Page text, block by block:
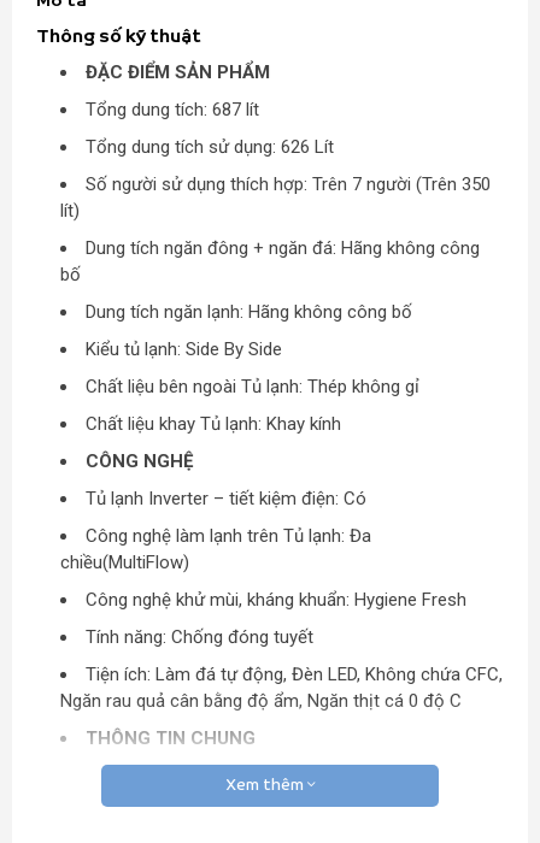
Thông số kỹ thuật
ĐẶC ĐIỂM SẢN PHẨM
Tổng dung tích: 687 lít
Tổng dung tích sử dụng: 626 Lít
Số người sử dụng thích hợp: Trên 7 người (Trên 350
lít)
Dung tích ngăn đông + ngăn đá: Hãng không công
bố
Dung tích ngăn lạnh: Hãng không công bố
Kiểu tủ lạnh: Side By Side
Chất liệu bên ngoài Tủ lạnh: Thép không gỉ
Chất liệu khay Tủ lạnh: Khay kính
CÔNG NGHỆ
Tủ lạnh Inverter – tiết kiệm điện: Có
Công nghệ làm lạnh trên Tủ lạnh: Đa
chiều(MultiFlow)
Công nghệ khử mùi, kháng khuẩn: Hygiene Fresh
Tính năng: Chống đóng tuyết
Tiện ích: Làm đá tự động, Đèn LED, Không chứa CFC,
Ngăn rau quả cân bằng độ ẩm, Ngăn thịt cá 0 độ C
THÔNG TIN CHUNG
Sản xuất tại: Việt Nam
Bảo hành: 12 Tháng
Xem thêm